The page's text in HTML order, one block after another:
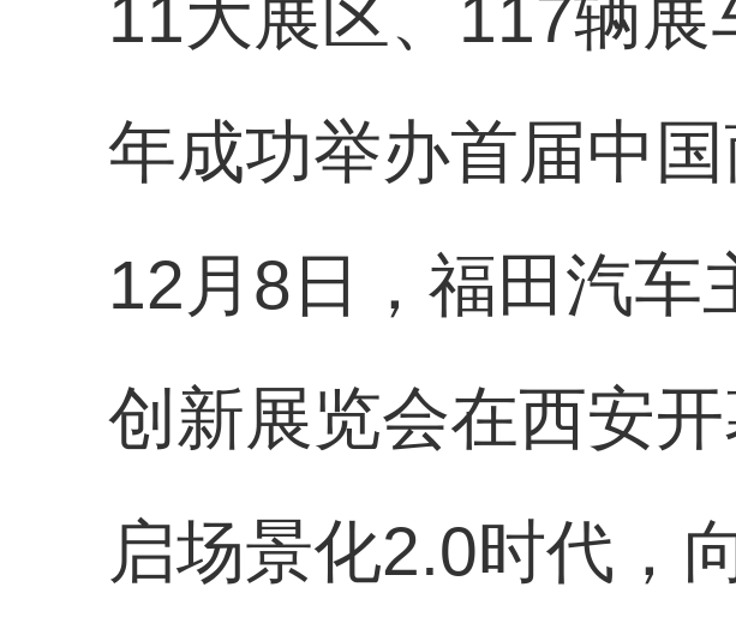
11大展区、117辆
年成功举办首届中
12月8日，福田汽车
创新展览会在西安
启场景化2.0时代，